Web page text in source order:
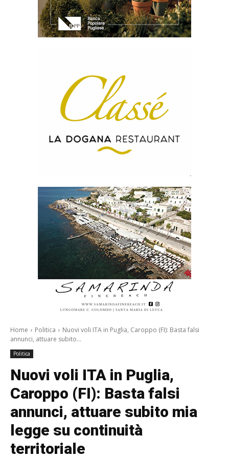
Home Politica
Nuovi voli ITA in Puglia, Caroppo (FI): Basta falsi
annunci, attuare subito...
Politica
Nuovi voli ITA in Puglia,
Caroppo (FI): Basta falsi
annunci, attuare subito mia
legge su continuità
territoriale